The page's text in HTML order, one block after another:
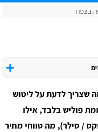
בצפת
שצריך לדעת על ליטוש
פוליש בלבד, אילו
/ סילר), מה טווחי מחיר